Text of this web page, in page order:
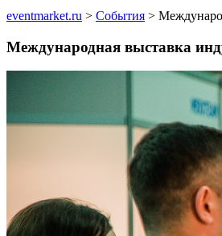
eventmarket.ru > События >
Международная выставка